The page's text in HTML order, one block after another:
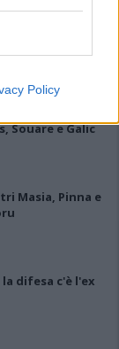
Policy
Souare e Galic
Masia, Pinna e
difesa c'è l'ex